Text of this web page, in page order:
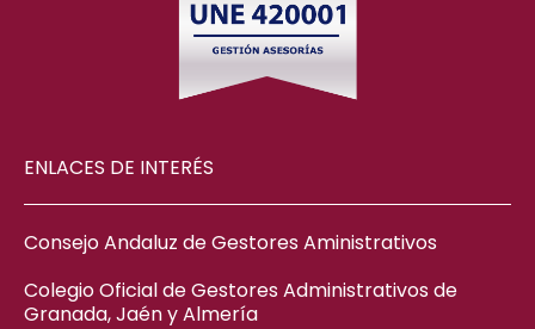
ENLACES DE INTERÉS
Consejo Andaluz de Gestores Aministrativos
Colegio Oficial de Gestores Administrativos de
Granada, Jaén y Almería